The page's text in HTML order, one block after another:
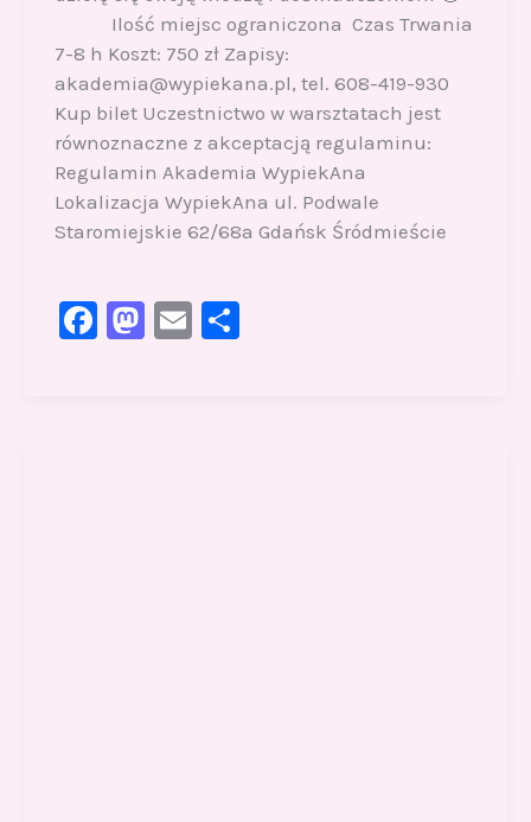
Ilość miejsc ograniczona Czas Trwania
7-8 h Koszt: 750 zł Zapisy:
akademia@wypiekana.pl, tel. 608-419-930
Kup bilet Uczestnictwo w warsztatach jest
równoznaczne z akceptacją regulaminu:
Regulamin Akademia WypiekAna
Lokalizacja WypiekAna ul. Podwale
Staromiejskie 62/68a Gdańsk Śródmieście
F
M
E